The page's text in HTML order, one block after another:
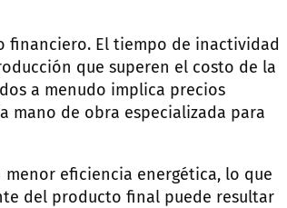
financiero. El tiempo de inactividad
que superen el costo de la
a menudo implica precios
mano de obra especializada para
eficiencia energética, lo que
del producto final puede resultar